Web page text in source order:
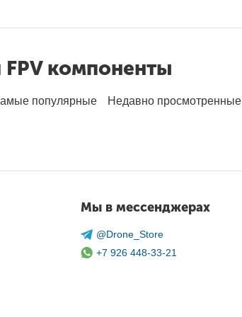
компоненты
популярные Недавно просмотренные
Мы в мессенджерах
@Drone_Store
+7 926 448-33-21